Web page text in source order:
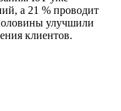
а 21 % проводит
улучшили
клиентов.